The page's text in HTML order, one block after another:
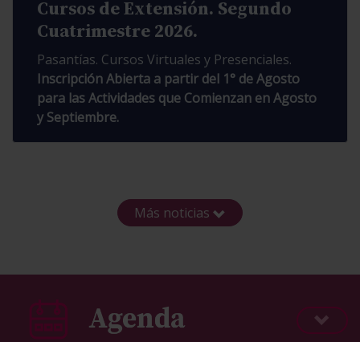
Cursos de Extensión. Segundo
Cuatrimestre 2026.
Pasantías. Cursos Virtuales y Presenciales.
Inscripción Abierta a partir del 1° de Agosto
para las Actividades que Comienzan en Agosto
y Septiembre.
Más noticias